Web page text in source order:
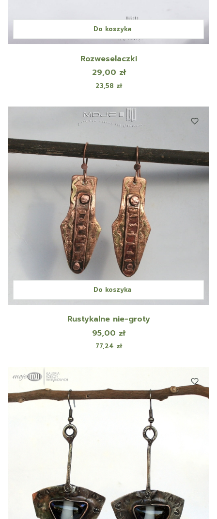
Do koszyka
Rozweselaczki
Cena
29,00 zł
Cena
23,58 zł
Do koszyka
Rustykalne nie-groty
Cena
95,00 zł
Cena
77,24 zł